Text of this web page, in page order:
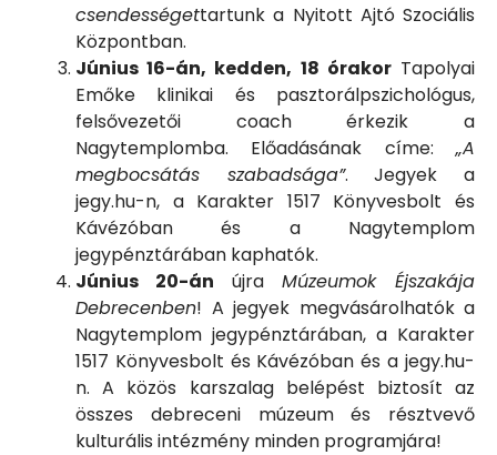
csendességettartunk a Nyitott Ajtó Szociális
Központban.
Június 16-án, kedden, 18 órakorTapolyai
Emőke klinikai és pasztorálpszichológus,
felsővezetői coach érkezik a
Nagytemplomba. Előadásának címe:„A
megbocsátás szabadsága”. Jegyek a
jegy.hu-n, a Karakter 1517 Könyvesbolt és
Kávézóban és a Nagytemplom
jegypénztárában kaphatók.
Június 20-án újra Múzeumok Éjszakája
Debrecenben! A jegyek megvásárolhatók a
Nagytemplom jegypénztárában, a Karakter
1517 Könyvesbolt és Kávézóban és a jegy.hu-
n. A közös karszalag belépést biztosít az
összes debreceni múzeum és résztvevő
kulturális intézmény minden programjára!